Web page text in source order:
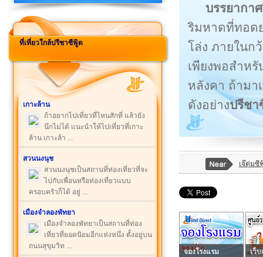
ที่เที่ยวใกล้ปรีชาซีฟู้ด
เกาะล้าน
ถ้าอยากไปเที่ยวที่ไหนสักที่ แล้วยัง
นึกไม่ได้ แนะนำให้ไปเที่ยวที่เกาะ
ล้าน เกาะล้า ...
สวนนงนุช
สวนนงนุชเป็นสถานที่ท่องเที่ยวที่จะ
ไปกับเพื่อนหรือท่องเที่ยวแบบ
ครอบครัวก็ได้ อยู่ ...
เมืองจำลองพัทยา
เมืองจำลองพัทยาเป็นสถานที่ท่อง
เที่ยวที่ยอดนิยมอีกแห่งหนึ่ง ตั้งอยู่บน
ถนนสุขุมวิท ...
บรรยากาศ
ริมหาดที่ทอด
โล่ง ภายในก
เพียงพอสำห
หลังคา ถ้ามา
ดังอย่างปรีช
เจ๊ตุ่มซี
จองโรงแรม เว็บ